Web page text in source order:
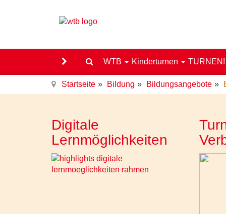
WTB Kinderturnen TURNEN!
Startseite Bildung Bildungsangebote
Digitale
Lernmöglichkeiten